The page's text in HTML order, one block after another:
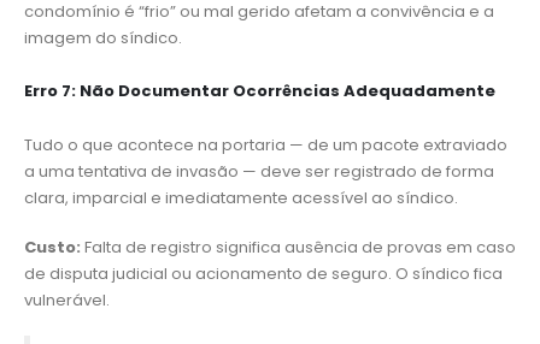
condomínio é “frio” ou mal gerido afetam a convivência e a
imagem do síndico.
Erro 7: Não Documentar Ocorrências Adequadamente
Tudo o que acontece na portaria — de um pacote extraviado
a uma tentativa de invasão — deve ser registrado de forma
clara, imparcial e imediatamente acessível ao síndico.
Custo: Falta de registro significa ausência de provas em caso
de disputa judicial ou acionamento de seguro. O síndico fica
vulnerável.